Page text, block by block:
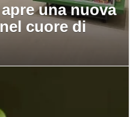
una nuova
cuore di